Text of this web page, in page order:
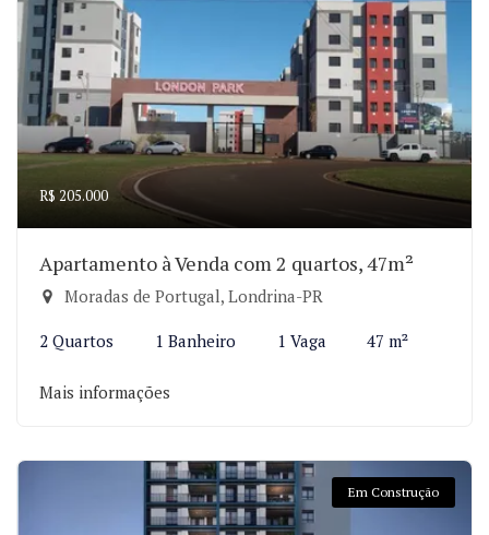
R$ 205.000
Apartamento à Venda com 2 quartos, 47m²
Moradas de Portugal, Londrina-PR
2 Quartos 1 Banheiro 1 Vaga 47 m²
Mais informações
Em Construção